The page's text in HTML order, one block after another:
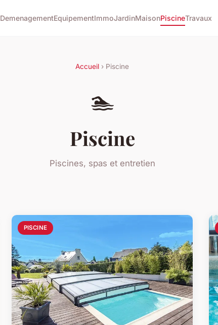
DemenagementEquipementImmoJardinMaisonPiscineTravaux
Accueil › Piscine
🏊
Piscine
Piscines, spas et entretien
PISCINE